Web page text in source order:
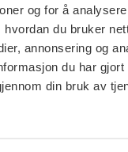
og for å
du bruker
annonsering og
du har gjort
din bruk av
råd